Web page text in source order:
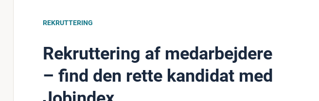
REKRUTTERING
Rekruttering af medarbejdere
– find den rette kandidat med